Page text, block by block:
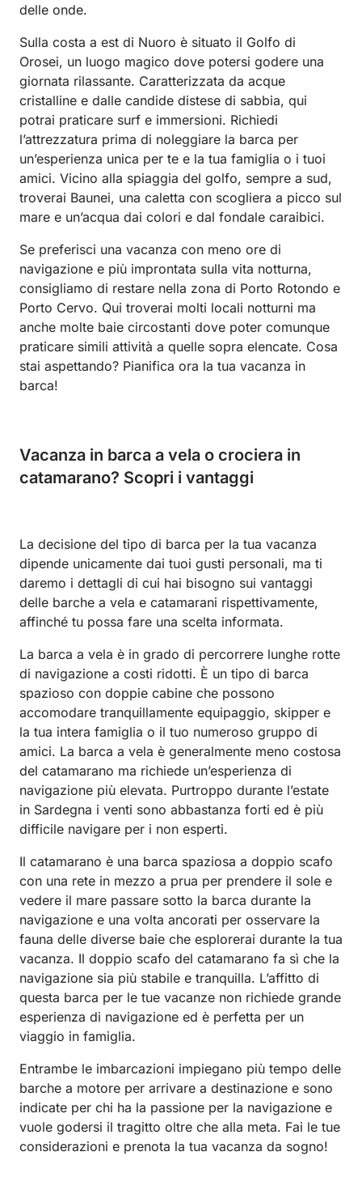
delle onde.
Sulla costa a est di Nuoro è situato il Golfo di
Orosei, un luogo magico dove potersi godere una
giornata rilassante. Caratterizzata da acque
cristalline e dalle candide distese di sabbia, qui
potrai praticare surf e immersioni. Richiedi
l’attrezzatura prima di noleggiare la barca per
un’esperienza unica per te e la tua famiglia o i tuoi
amici. Vicino alla spiaggia del golfo, sempre a sud,
troverai Baunei, una caletta con scogliera a picco sul
mare e un’acqua dai colori e dal fondale caraibici.
Se preferisci una vacanza con meno ore di
navigazione e più improntata sulla vita notturna,
consigliamo di restare nella zona di Porto Rotondo e
Porto Cervo. Qui troverai molti locali notturni ma
anche molte baie circostanti dove poter comunque
praticare simili attività a quelle sopra elencate. Cosa
stai aspettando? Pianifica ora la tua vacanza in
barca!
Vacanza in barca a vela o crociera in
catamarano? Scopri i vantaggi
La decisione del tipo di barca per la tua vacanza
dipende unicamente dai tuoi gusti personali, ma ti
daremo i dettagli di cui hai bisogno sui vantaggi
delle barche a vela e catamarani rispettivamente,
affinché tu possa fare una scelta informata.
La barca a vela è in grado di percorrere lunghe rotte
di navigazione a costi ridotti. È un tipo di barca
spazioso con doppie cabine che possono
accomodare tranquillamente equipaggio, skipper e
la tua intera famiglia o il tuo numeroso gruppo di
amici. La barca a vela è generalmente meno costosa
del catamarano ma richiede un’esperienza di
navigazione più elevata. Purtroppo durante l’estate
in Sardegna i venti sono abbastanza forti ed è più
difficile navigare per i non esperti.
Il catamarano è una barca spaziosa a doppio scafo
con una rete in mezzo a prua per prendere il sole e
vedere il mare passare sotto la barca durante la
navigazione e una volta ancorati per osservare la
fauna delle diverse baie che esplorerai durante la tua
vacanza. Il doppio scafo del catamarano fa sì che la
navigazione sia più stabile e tranquilla. L’affitto di
questa barca per le tue vacanze non richiede grande
esperienza di navigazione ed è perfetta per un
viaggio in famiglia.
Entrambe le imbarcazioni impiegano più tempo delle
barche a motore per arrivare a destinazione e sono
indicate per chi ha la passione per la navigazione e
vuole godersi il tragitto oltre che alla meta. Fai le tue
considerazioni e prenota la tua vacanza da sogno!